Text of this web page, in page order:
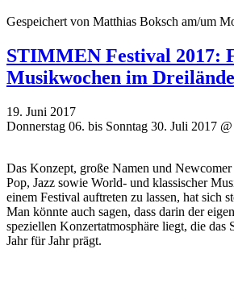
Gespeichert von Matthias Boksch am/um
STIMMEN Festival 2017:
Musikwochen im
19. Juni 2017
Donnerstag 06. bis Sonntag 30. Juli 2017
Das Konzept, große Namen und Newcomer
Pop, Jazz sowie World- und klassischer
einem Festival auftreten zu lassen, hat sich
Man könnte auch sagen, dass darin der
speziellen Konzertatmosphäre liegt, die
Jahr für Jahr prägt.